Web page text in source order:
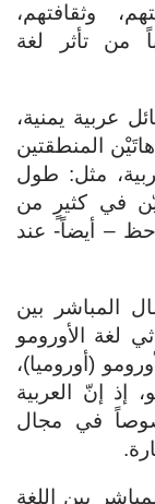
وثقافتهم،
من تأثر لغة
عربية يمنية،
المنطقتين
مثل: طول
في كثيرٍ من
– أيضاً- عند
المباشر بين
لغة الأورومو
(أوروميا)،
إذ إنّ العربية
في مجال
بين اللغة